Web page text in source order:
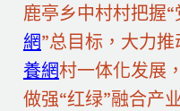
鹿亭乡中村村把握
網”总目标，大力
養網村一体化发展
做强“红绿”融合产